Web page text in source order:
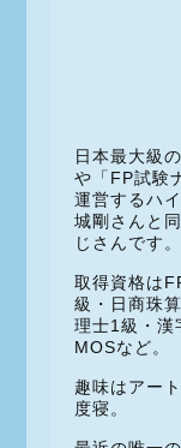
日本最大級
や「FP試験
運営するハ
城剛さんと
じさんです。
取得資格は
級・日商珠
理士1級・漢
MOSなど。
趣味はアー
度寝。